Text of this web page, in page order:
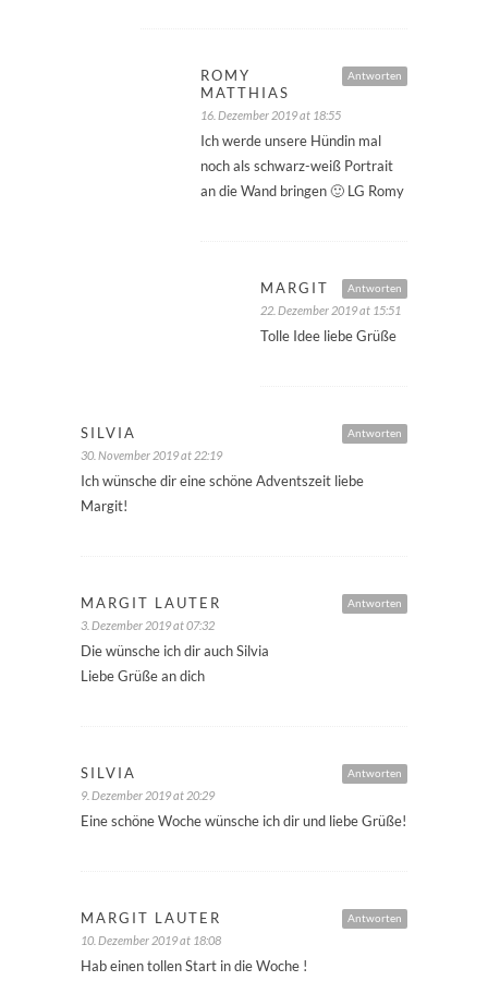
Antworten
ROMY
MATTHIAS
16. Dezember 2019 at 18:55
Ich werde unsere Hündin mal
noch als schwarz-weiß Portrait
an die Wand bringen 🙂 LG Romy
Antworten
MARGIT
22. Dezember 2019 at 15:51
Tolle Idee liebe Grüße
Antworten
SILVIA
30. November 2019 at 22:19
Ich wünsche dir eine schöne Adventszeit liebe
Margit!
Antworten
MARGIT LAUTER
3. Dezember 2019 at 07:32
Die wünsche ich dir auch Silvia
Liebe Grüße an dich
Antworten
SILVIA
9. Dezember 2019 at 20:29
Eine schöne Woche wünsche ich dir und liebe Grüße!
Antworten
MARGIT LAUTER
10. Dezember 2019 at 18:08
Hab einen tollen Start in die Woche !